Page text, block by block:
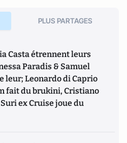
PLUS PARTAGES
Casta étrennent leurs
Paradis & Samuel
leur; Leonardo di Caprio
fait du brukini, Cristiano
ex Cruise joue du